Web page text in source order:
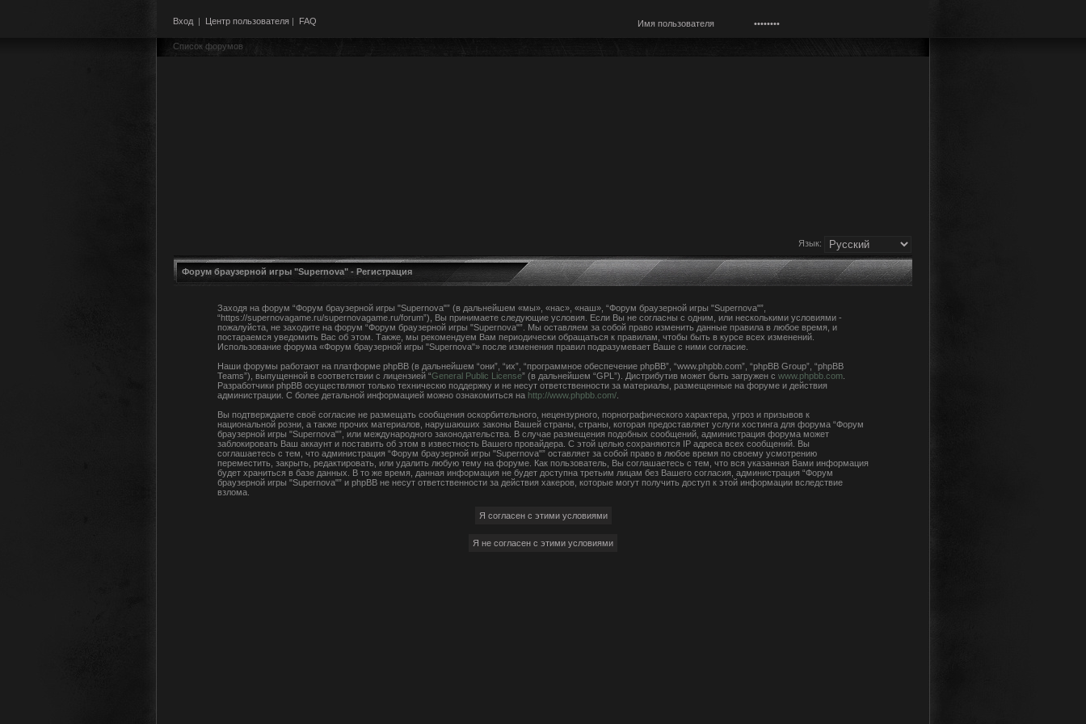
Вход | Центр пользователя | FAQ
Список форумов
Язык:
Форум браузерной игры "Supernova" - Регистрация
Заходя на форум “Форум браузерной игры "Supernova"” (в дальнейшем «мы», «нас», «наш», “Форум браузерной игры "Supernova"”,
“https://supernovagame.ru/supernovagame.ru/forum”), Вы принимаете следующие условия. Если Вы не согласны с одним, или несколькими условиями -
пожалуйста, не заходите на форум “Форум браузерной игры "Supernova"”. Мы оставляем за собой право изменить данные правила в любое время, и
постараемся уведомить Вас об этом. Также, мы рекомендуем Вам периодически обращаться к правилам, чтобы быть в курсе всех изменений.
Использование форума «Форум браузерной игры "Supernova"» после изменения правил подразумевает Ваше с ними согласие.
Наши форумы работают на платформе phpBB (в дальнейшем “они”, “их”, “программное обеспечение phpBB”, “www.phpbb.com”, “phpBB Group”, “phpBB
Teams”), выпущенной в соответствии с лицензией “General Public License” (в дальнейшем “GPL”). Дистрибутив может быть загружен с www.phpbb.com.
Разработчики phpBB осуществляют только техническю поддержку и не несут ответственности за материалы, размещенные на форуме и действия
администрации. С более детальной информацией можно ознакомиться на http://www.phpbb.com/.
Вы подтверждаете своё согласие не размещать сообщения оскорбительного, нецензурного, порнографического характера, угроз и призывов к
национальной розни, а также прочих материалов, нарушаюших законы Вашей страны, страны, которая предоставляет услуги хостинга для форума “Форум
браузерной игры "Supernova"”, или международного законодательства. В случае размещения подобных сообщений, администрация форума может
заблокировать Ваш аккаунт и поставить об этом в известность Вашего провайдера. С этой целью сохраняются IP адреса всех сообщений. Вы
соглашаетесь с тем, что администрация “Форум браузерной игры "Supernova"” оставляет за собой право в любое время по своему усмотрению
переместить, закрыть, редактировать, или удалить любую тему на форуме. Как пользователь, Вы соглашаетесь с тем, что вся указанная Вами информация
будет храниться в базе данных. В то же время, данная информация не будет доступна третьим лицам без Вашего согласия, администрация “Форум
браузерной игры "Supernova"” и phpBB не несут ответственности за действия хакеров, которые могут получить доступ к этой информации вследствие
взлома.